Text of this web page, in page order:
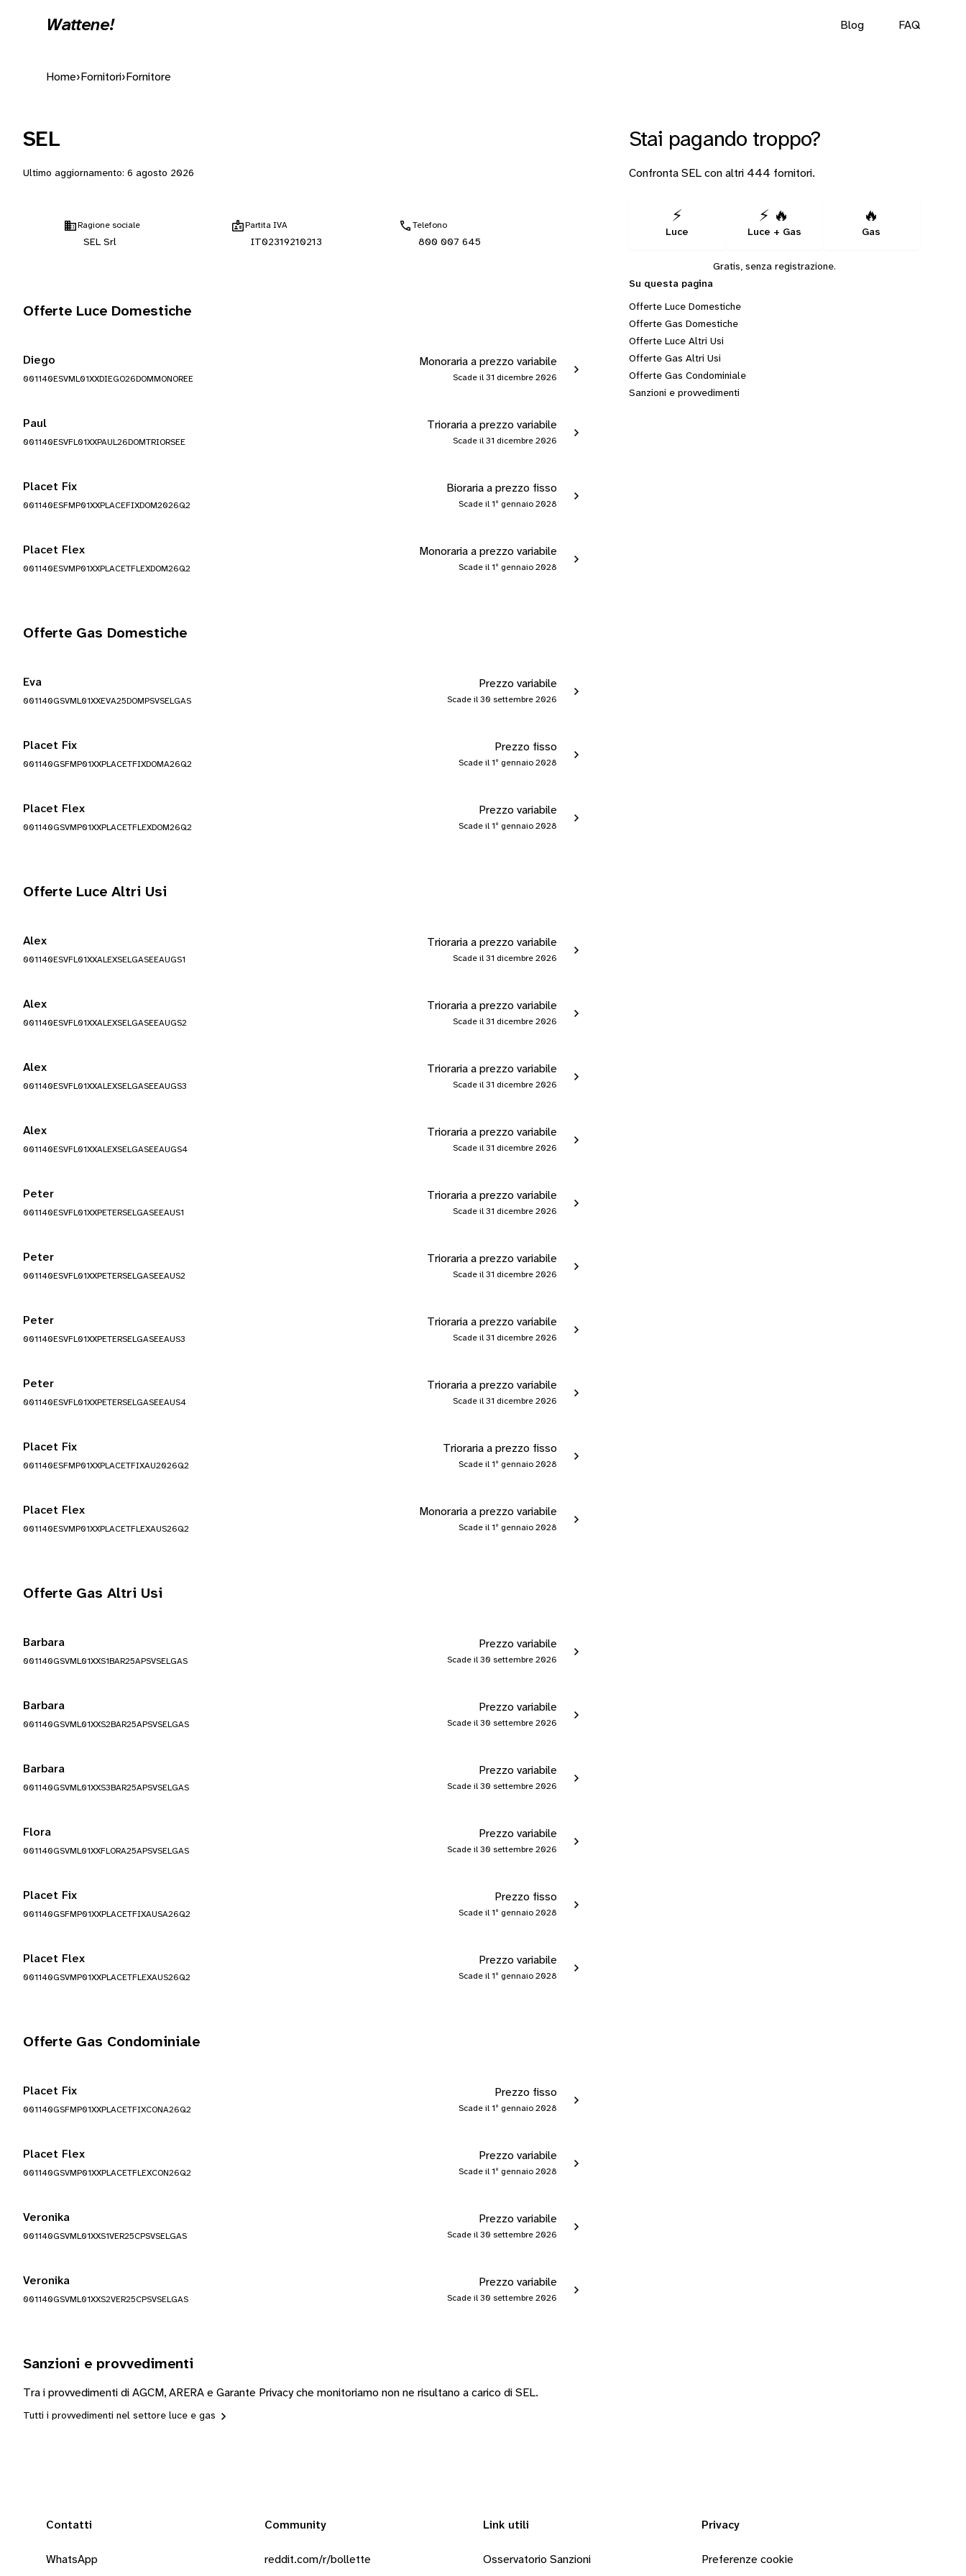
Wattene! Blog FAQ
Home› Fornitori› Fornitore
SEL
Ultimo aggiornamento: 6 agosto 2026
Ragione sociale
SEL Srl
Partita IVA
IT02319210213
Telefono
800 007 645
Offerte Luce Domestiche
Diego
001140ESVML01XXDIEGO26DOMMONOREE
Monoraria a prezzo variabile
Scade il 31 dicembre 2026
Paul
001140ESVFL01XXPAUL26DOMTRIORSEE
Trioraria a prezzo variabile
Scade il 31 dicembre 2026
Placet Fix
001140ESFMP01XXPLACEFIXDOM2026Q2
Bioraria a prezzo fisso
Scade il 1º gennaio 2028
Placet Flex
001140ESVMP01XXPLACETFLEXDOM26Q2
Monoraria a prezzo variabile
Scade il 1º gennaio 2028
Offerte Gas Domestiche
Eva
001140GSVML01XXEVA25DOMPSVSELGAS
Prezzo variabile
Scade il 30 settembre 2026
Placet Fix
001140GSFMP01XXPLACETFIXDOMA26Q2
Prezzo fisso
Scade il 1º gennaio 2028
Placet Flex
001140GSVMP01XXPLACETFLEXDOM26Q2
Prezzo variabile
Scade il 1º gennaio 2028
Offerte Luce Altri Usi
Alex
001140ESVFL01XXALEXSELGASEEAUGS1
Trioraria a prezzo variabile
Scade il 31 dicembre 2026
Alex
001140ESVFL01XXALEXSELGASEEAUGS2
Trioraria a prezzo variabile
Scade il 31 dicembre 2026
Alex
001140ESVFL01XXALEXSELGASEEAUGS3
Trioraria a prezzo variabile
Scade il 31 dicembre 2026
Alex
001140ESVFL01XXALEXSELGASEEAUGS4
Trioraria a prezzo variabile
Scade il 31 dicembre 2026
Peter
001140ESVFL01XXPETERSELGASEEAUS1
Trioraria a prezzo variabile
Scade il 31 dicembre 2026
Peter
001140ESVFL01XXPETERSELGASEEAUS2
Trioraria a prezzo variabile
Scade il 31 dicembre 2026
Peter
001140ESVFL01XXPETERSELGASEEAUS3
Trioraria a prezzo variabile
Scade il 31 dicembre 2026
Peter
001140ESVFL01XXPETERSELGASEEAUS4
Trioraria a prezzo variabile
Scade il 31 dicembre 2026
Placet Fix
001140ESFMP01XXPLACETFIXAU2026Q2
Trioraria a prezzo fisso
Scade il 1º gennaio 2028
Placet Flex
001140ESVMP01XXPLACETFLEXAUS26Q2
Monoraria a prezzo variabile
Scade il 1º gennaio 2028
Offerte Gas Altri Usi
Barbara
001140GSVML01XXS1BAR25APSVSELGAS
Prezzo variabile
Scade il 30 settembre 2026
Barbara
001140GSVML01XXS2BAR25APSVSELGAS
Prezzo variabile
Scade il 30 settembre 2026
Barbara
001140GSVML01XXS3BAR25APSVSELGAS
Prezzo variabile
Scade il 30 settembre 2026
Flora
001140GSVML01XXFLORA25APSVSELGAS
Prezzo variabile
Scade il 30 settembre 2026
Placet Fix
001140GSFMP01XXPLACETFIXAUSA26Q2
Prezzo fisso
Scade il 1º gennaio 2028
Placet Flex
001140GSVMP01XXPLACETFLEXAUS26Q2
Prezzo variabile
Scade il 1º gennaio 2028
Offerte Gas Condominiale
Placet Fix
001140GSFMP01XXPLACETFIXCONA26Q2
Prezzo fisso
Scade il 1º gennaio 2028
Placet Flex
001140GSVMP01XXPLACETFLEXCON26Q2
Prezzo variabile
Scade il 1º gennaio 2028
Veronika
001140GSVML01XXS1VER25CPSVSELGAS
Prezzo variabile
Scade il 30 settembre 2026
Veronika
001140GSVML01XXS2VER25CPSVSELGAS
Prezzo variabile
Scade il 30 settembre 2026
Sanzioni e provvedimenti
Tra i provvedimenti di AGCM, ARERA e Garante Privacy che monitoriamo non ne risultano a carico di SEL.
Tutti i provvedimenti nel settore luce e gas
Stai pagando troppo?
Confronta SEL con altri 444 fornitori.
⚡
Luce
⚡ 🔥
Luce + Gas
🔥
Gas
Gratis, senza registrazione.
Su questa pagina
Offerte Luce Domestiche
Offerte Gas Domestiche
Offerte Luce Altri Usi
Offerte Gas Altri Usi
Offerte Gas Condominiale
Sanzioni e provvedimenti
Contatti
WhatsApp
Community
reddit.com/r/bollette
Link utili
Osservatorio Sanzioni
Privacy
Preferenze cookie